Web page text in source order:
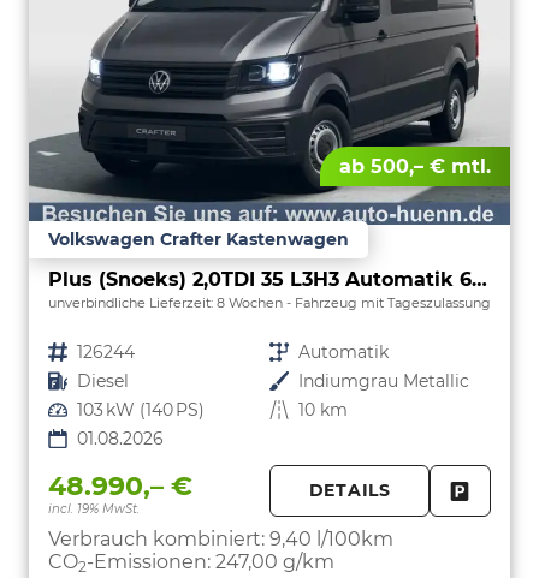
ab 500,– € mtl.
Volkswagen Crafter Kastenwagen
Plus (Snoeks) 2,0TDI 35 L3H3 Automatik 6 Sitzer Snoeks Mixto AHK Standh.
unverbindliche Lieferzeit: 8 Wochen Fahrzeug mit Tageszulassung
Fahrzeugnr. 126244 Getriebe Automatik
Kraftstoff Diesel Außenfarbe Indiumgrau Metallic
Leistung 103 kW (140 PS) Kilometerstand 10 km
01.08.2026
48.990,– €
incl. 19% MwSt.
DETAILS
Verbrauch kombiniert: 9,40 l/100km
CO2-Emissionen: 247,00 g/km